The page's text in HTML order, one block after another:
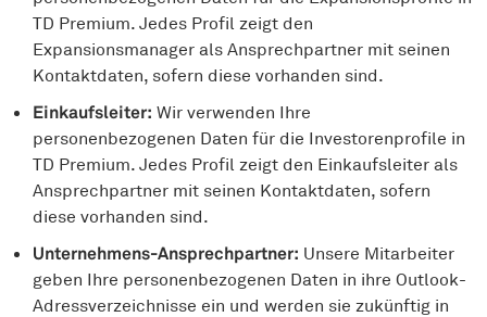
TD Premium. Jedes Profil zeigt den
Expansionsmanager als Ansprechpartner mit seinen
Kontaktdaten, sofern diese vorhanden sind.
Einkaufsleiter: Wir verwenden Ihre
personenbezogenen Daten für die Investorenprofile in
TD Premium. Jedes Profil zeigt den Einkaufsleiter als
Ansprechpartner mit seinen Kontaktdaten, sofern
diese vorhanden sind.
Unternehmens-Ansprechpartner: Unsere Mitarbeiter
geben Ihre personenbezogenen Daten in ihre Outlook-
Adressverzeichnisse ein und werden sie zukünftig in